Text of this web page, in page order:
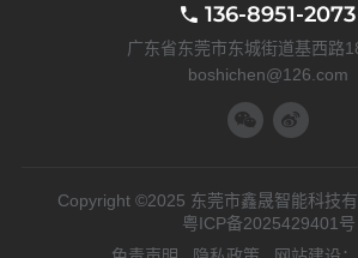
136-8951-2073
广东省东莞市东城街道基西路
boshichen@126.com
Copyright ©2025 东莞市鑫晟智能科技
粤ICP备2025429401号